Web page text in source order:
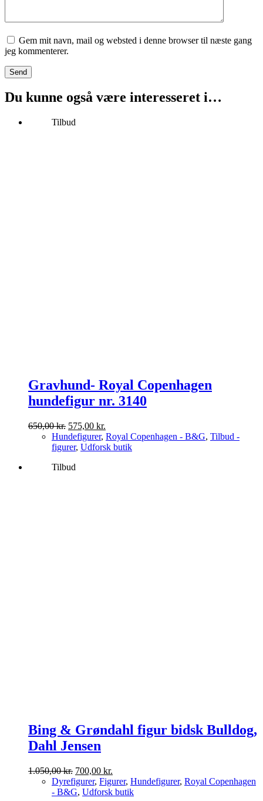
Gem mit navn, mail og websted i denne browser til næste gang
jeg kommenterer.
Send
Du kunne også være interesseret i…
Tilbud
Gravhund- Royal Copenhagen
hundefigur nr. 3140
650,00kr. Den
oprindelige
pris
650,00 kr..
575,00 kr.
aktuelle
pris
Hundefigurer, Royal Copenhagen - B&G, Tilbud -
figurer, Udforsk butik
Tilbud
Bing & Grøndahl figur bidsk Bulldog,
Dahl Jensen
1.050,00kr. Den
oprindelige
pris
700,00 kr.
aktuelle
pris
Dyrefigurer, Figurer, Hundefigurer, Royal Copenhagen
- B&G, Udforsk butik